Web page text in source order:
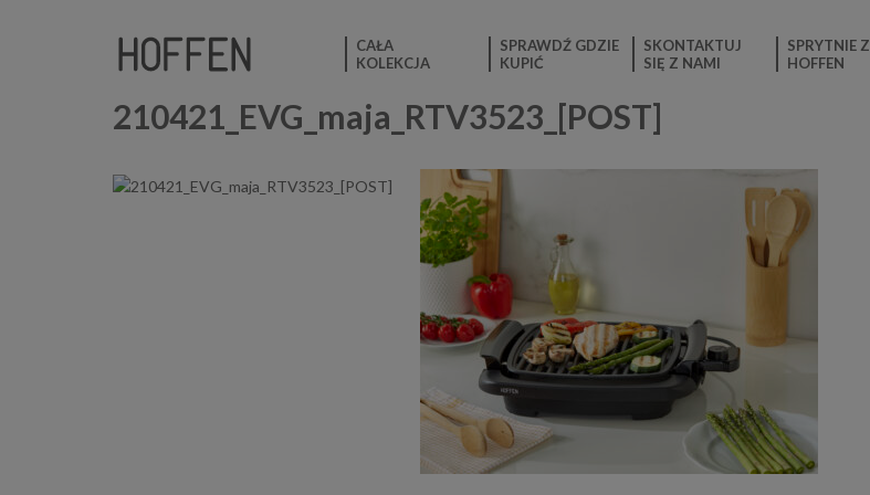
CAŁA
KOLEKCJA
SPRAWDŹ GDZIE
KUPIĆ
SKONTAKTUJ
SIĘ Z NAMI
SPRYTNIE Z
HOFFEN
210421_EVG_maja_RTV3523_[POST]